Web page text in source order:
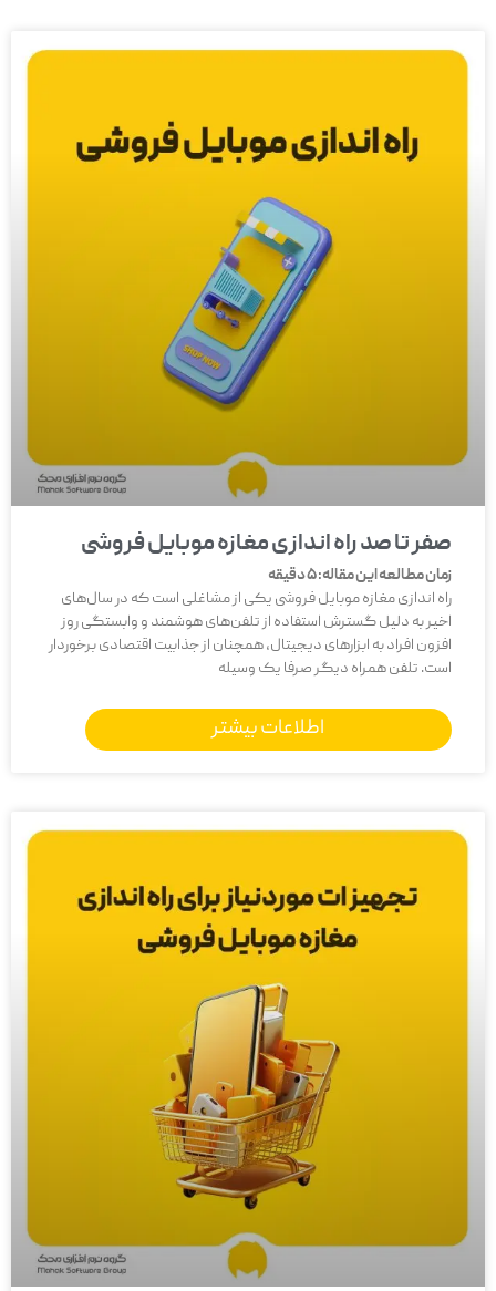
صفر تا صد راه اندازی مغازه موبایل فروشی
زمان مطالعه این مقاله:5دقیقه
راه اندازی مغازه موبایل فروشی یکی از مشاغلی است که در سال‌های
اخیر به دلیل گسترش استفاده از تلفن‌های هوشمند و وابستگی روز
افزون افراد به ابزارهای دیجیتال، همچنان از جذابیت اقتصادی برخوردار
است. تلفن همراه دیگر صرفا یک وسیله
اطلاعات بیشتر